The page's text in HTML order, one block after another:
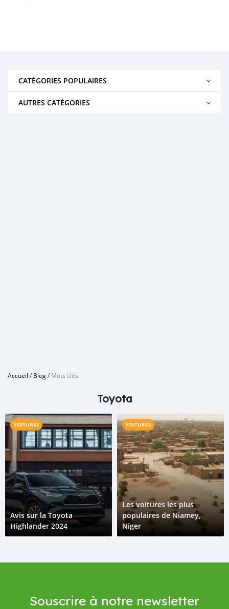
CATÉGORIES POPULAIRES
AUTRES CATÉGORIES
Accueil /Blog/Mots clés
Toyota
VOITURES
Avis sur la Toyota
Highlander 2024
VOITURES
Les voitures les plus
populaires de Niamey,
Niger
Souscrire à notre newsletter